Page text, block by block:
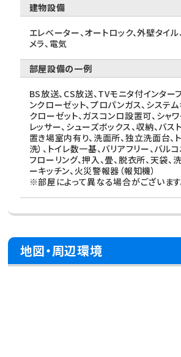
建物設備
エレベーター、オートロック、外壁タイ
メラ、電気
部屋設備の一例
BS放送、CS放送、TVモニタ付インター
ンクローゼット、プロパンガス、システム
クローゼット、ガスコンロ設置可、シャ
レッサー、シューズボックス、収納、バス
置き場室内有り、洗面所、独立洗面台、
洗）、トイレ数一基、バリアフリー、バル
フローリング、押入、畳、脱衣所、天袋、
ーキッチン、火災警報器（報知機）
※部屋によって異なる場合がございます
地図・周辺環境